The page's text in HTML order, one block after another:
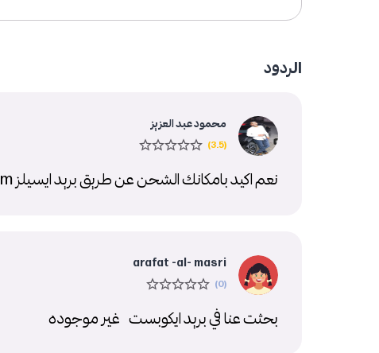
الردود
محمود عبد العزيز
نعم اكيد بامكانك الشحن عن طريق بريد ايسيلز post.esellsacademy.com
arafat -al- masri
بحثت عنا في بريد ايكوبست غير موجوده